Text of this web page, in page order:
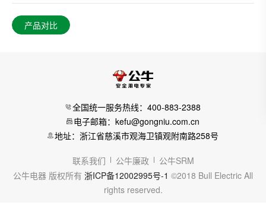
产品对比
全国统一服务热线：400-883-2388
电子邮箱：kefu@gongniu.com.cn
地址：浙江省慈溪市观海卫镇观附南路258号
联系我们 公牛廉政
公牛SRM
公牛电器 版权所有 浙ICP备12002995号-1 ©2018 Bull Electric All
rights reserved.